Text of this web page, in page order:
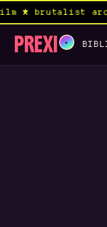
★ brutalist
PREXI ✦